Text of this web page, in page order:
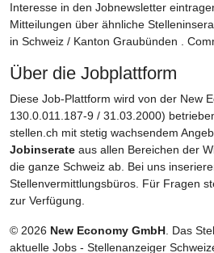
Interesse in den Jobnewsletter
Mitteilungen über ähnliche
in Schweiz / Kanton Graubünden .
Über die Jobplattform
Diese Job-Plattform wird von der New
130.0.011.187-9 / 31.03.2000)
stellen.ch mit stetig wachsendem
Jobinserate aus allen Bereichen der
die ganze Schweiz ab. Bei uns
Stellenvermittlungsbüros. Für Fragen
zur Verfügung.
© 2026 New Economy GmbH . Das
aktuelle Jobs - Stellenanzeiger